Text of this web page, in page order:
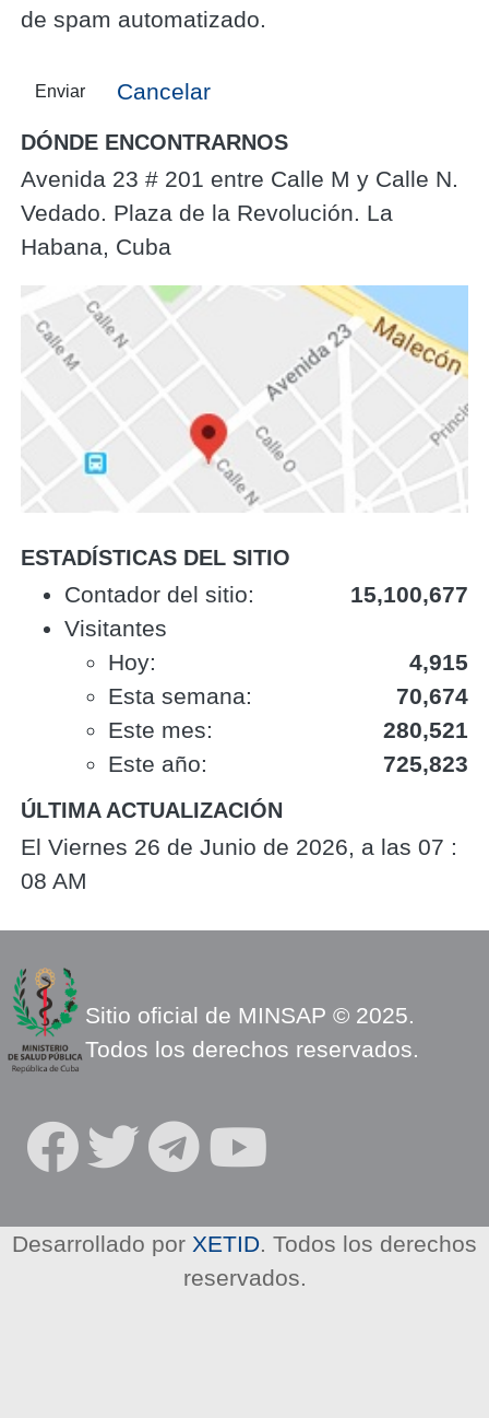
de spam automatizado.
Enviar Cancelar
DÓNDE ENCONTRARNOS
Avenida 23 # 201 entre Calle M y Calle N.
Vedado. Plaza de la Revolución. La
Habana, Cuba
ESTADÍSTICAS DEL SITIO
‎Contador del sitio:‎
15,100,677
Visitantes
Hoy:
4,915
Esta semana:
70,674
Este mes:
280,521
Este año:
725,823
ÚLTIMA ACTUALIZACIÓN
El Viernes 26 de Junio de 2026, a las 07 :
08 AM
Sitio oficial de MINSAP © 2025.
Todos los derechos reservados.
R
E
Desarrollado por XETID . Todos los derechos
reservados.